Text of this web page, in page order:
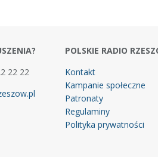
22 22
POLSKIE RADIO
Kontakt
Kampanie społeczne
Patronaty
Regulaminy
Polityka prywatności